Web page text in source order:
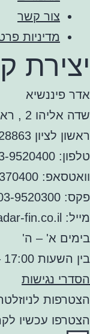
צור קשר
מדיניות
יצירת
אדר פיננשיא
שדה אליהו 2 , ראשון לציון
ראשון לציון 7528863
טלפון: 03-9520400
וואטסאפ: 054-2370400
פקס: 03-9520300
מייל: info@adar-fin.co.il
בימים א' – ה'
בין השעות 17:00 – 08:00
הסדרי נגישות
הצטרפות
הצטרפו עכשיו